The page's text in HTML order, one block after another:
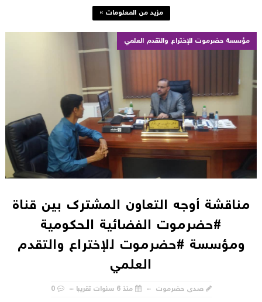
مزيد من المعلومات »
مؤسسة حضرموت للإختراع والتقدم العلمي
مناقشة أوجه التعاون المشترك بين قناة
#حضرموت الفضائية الحكومية
ومؤسسة #حضرموت للإختراع والتقدم
العلمي
صدى حضرموت منذ 6 سنوات تقريبا 0